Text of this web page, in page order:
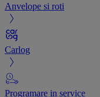
Anvelope si roti
Carlog
Programare in service